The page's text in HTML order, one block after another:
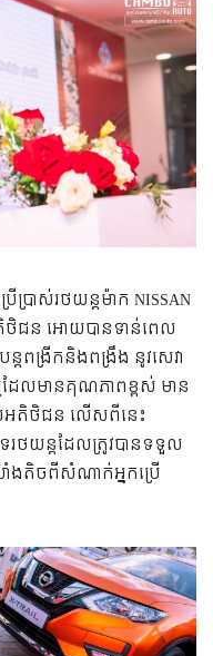
រាស់រថយន្តម៉ាក NISSAN
ថិជន អោយបានទាន់ពេល
ពង្រីកនិងពង្រឹង​ នូវសេវា
មដែលមានគុណភាពខ្ពស់ មាន
តិថិជន លើសពីនេះ
ទរថយន្តដែលត្រូវបានទទួល
ងតិចពីសំណាក់អ្នកប្រើ